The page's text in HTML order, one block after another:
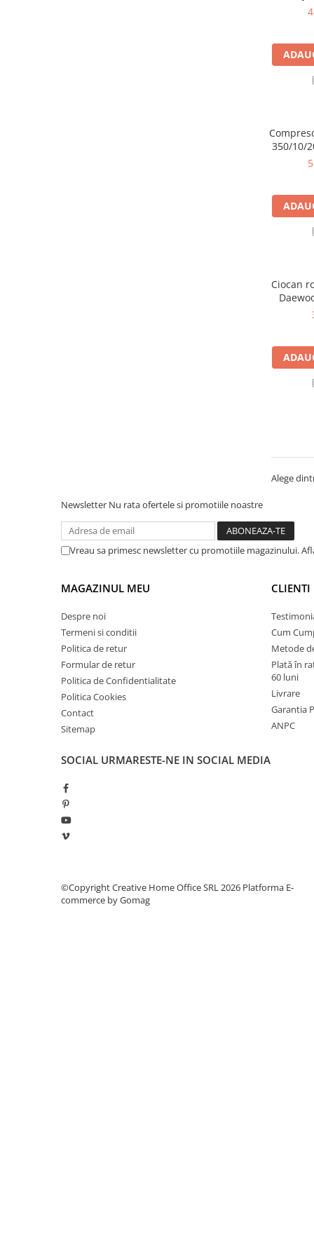
Ventile liniare
Ventile electromagnetice
Termostate aplicatii industriale
Accesorii pentru echipamente
industriale
Echipamente pentru tratarea si
pomparea apei
Pompe submersibile
Pompe de suprafata
Pompe pentru piscine
Vase de expansiune pentru
Grupuri de pompare apa
dedurizare apa
Contoare de apa - Apometre
350/10/
Ciocan
Alege
Newsletter Nu rata ofertele si promotiile noastre
Vreau sa primesc newsletter cu promotiile magazinului.
MAGAZINUL MEU
Despre noi
Termeni si conditii
Politica de retur
Formular de retur
Politica de Confidentialitate
Politica Cookies
Contact
Sitemap
CLIENTI
Cum
Metode
Plată în
60 luni
Livrare
Garantia
ANPC
SOCIAL URMARESTE-NE IN SOCIAL MEDIA
©Copyright Creative Home Office SRL 2026 Platforma E-
commerce by Gomag